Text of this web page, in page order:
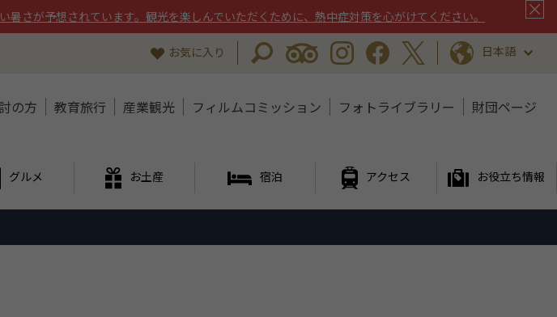
さが予想されています。観光を楽しんでいただくために、熱中症対策を心がけてください。
お気に入り 日本語
の方 教育旅行 産業観光 フィルムコミッション フォトライブラリー 財団ページ
グルメ お土産 宿泊 アクセス お役立ち情報